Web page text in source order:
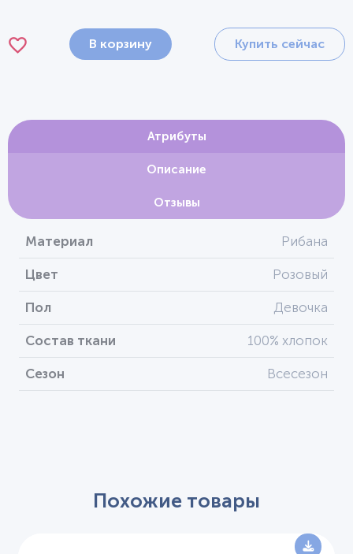
В корзину Купить сейчас
Атрибуты
Описание
Отзывы
Материал Рибана
Цвет Розовый
Пол Девочка
Состав ткани 100% хлопок
Сезон Всесезон
Похожие товары